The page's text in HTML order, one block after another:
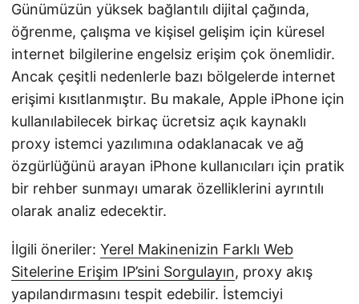
Günümüzün yüksek bağlantılı dijital çağında,
öğrenme, çalışma ve kişisel gelişim için küresel
internet bilgilerine engelsiz erişim çok önemlidir.
Ancak çeşitli nedenlerle bazı bölgelerde internet
erişimi kısıtlanmıştır. Bu makale, Apple iPhone için
kullanılabilecek birkaç ücretsiz açık kaynaklı
proxy istemci yazılımına odaklanacak ve ağ
özgürlüğünü arayan iPhone kullanıcıları için pratik
bir rehber sunmayı umarak özelliklerini ayrıntılı
olarak analiz edecektir.
İlgili öneriler: Yerel Makinenizin Farklı Web
Sitelerine Erişim IP’sini Sorgulayın, proxy akış
yapılandırmasını tespit edebilir. İstemciyi